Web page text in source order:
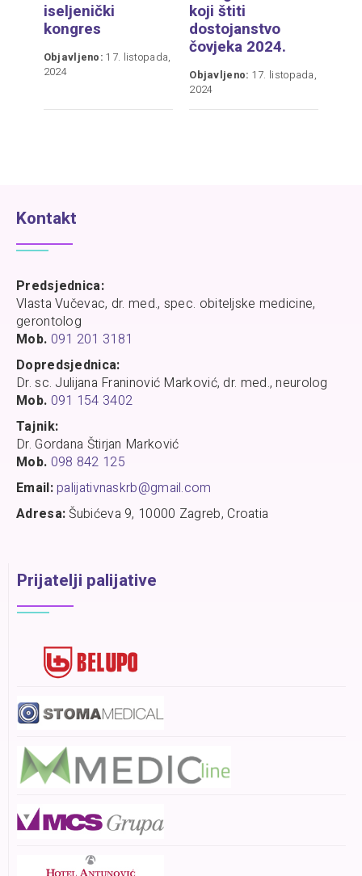
iseljenički
kongres
Objavljeno: 17. listopada,
2024
koji štiti
dostojanstvo
čovjeka 2024.
Objavljeno: 17. listopada,
2024
Kontakt
Predsjednica:
Vlasta Vučevac, dr. med., spec. obiteljske medicine,
gerontolog
Mob. 091 201 3181
Dopredsjednica:
Dr. sc. Julijana Franinović Marković, dr. med., neurolog
Mob. 091 154 3402
Tajnik:
Dr. Gordana Štirjan Marković
Mob. 098 842 125
Email:palijativnaskrb@gmail.com
Adresa:Šubićeva 9, 10000 Zagreb, Croatia
Prijatelji palijative